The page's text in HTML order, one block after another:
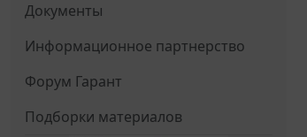
Документы
Информационное партнерство
Форум Гарант
Подборки материалов